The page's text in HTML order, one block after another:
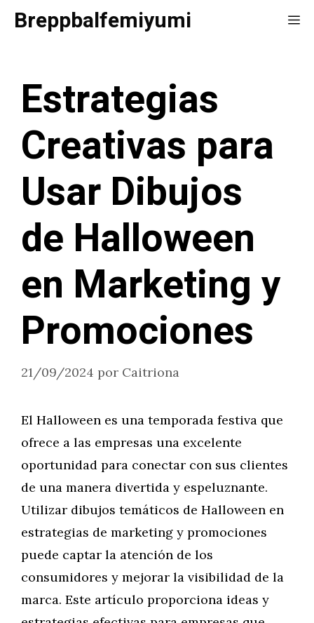
SaltarBreppbalfemiyumi
Estrategias
Creativas para
Usar Dibujos
de Halloween
en Marketing y
Promociones
21/09/2024 por Caitriona
El Halloween es una temporada festiva que
ofrece a las empresas una excelente
oportunidad para conectar con sus clientes
de una manera divertida y espeluznante.
Utilizar dibujos temáticos de Halloween en
estrategias de marketing y promociones
puede captar la atención de los
consumidores y mejorar la visibilidad de la
marca. Este artículo proporciona ideas y